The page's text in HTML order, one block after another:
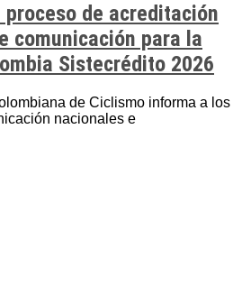
de acreditación
comunicación para la
Sistecrédito 2026
de Ciclismo informa a los
nacionales e